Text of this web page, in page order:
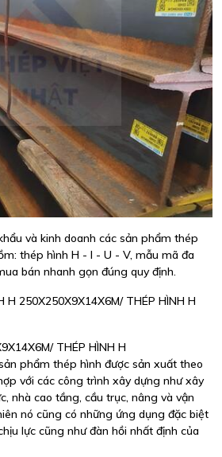
và kinh doanh các sản phẩm thép
thép hình H - I - U - V, mẫu mã đa
bán nhanh gọn đúng quy định.
H 250X250X9X14X6M/ THÉP HÌNH H
THÉP HÌNH H
phẩm thép hình được sản xuất theo
với các công trình xây dựng như xây
nhà cao tầng, cầu trục, nâng và vận
nó cũng có những ứng dụng đặc biệt
lực cũng như đàn hồi nhất định của